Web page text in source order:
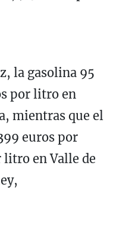
la gasolina 95
por litro en
mientras que el
euros por
litro en Valle de